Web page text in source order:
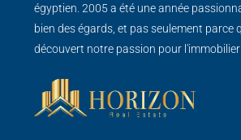
égyptien. 2005 a été une année
bien des égards, et pas seulement parce
découvert notre passion pour l'immobilier